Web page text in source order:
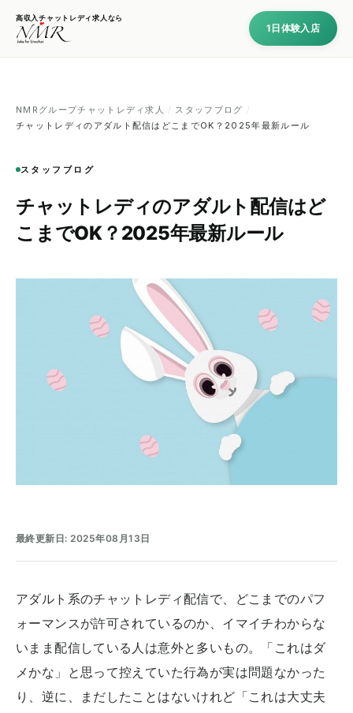
高収入チャットレディ求人なら
1日体験入店
NMRグループチャットレディ求人 / スタッフブログ /
チャットレディのアダルト配信はどこまでOK？2025年最新ルール
スタッフブログ
チャットレディのアダルト配信はど
こまでOK？2025年最新ルール
最終更新日: 2025年08月13日
アダルト系のチャットレディ配信で、どこまでのパフ
ォーマンスが許可されているのか、イマイチわからな
いまま配信している人は意外と多いもの。「これはダ
メかな」と思って控えていた行為が実は問題なかった
り、逆に、まだしたことはないけれど「これは大丈夫